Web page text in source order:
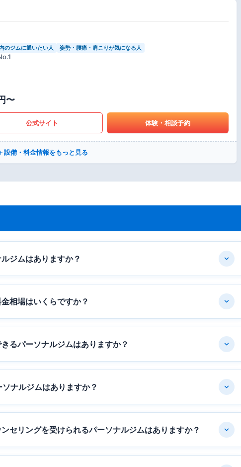
のジムに通いたい人 姿勢・腰痛・肩こりが気になる人
〜
公式サイト 体験・相談予約
設備・料金情報をもっと見る
ジムはありますか？
相場はいくらですか？
るパーソナルジムはありますか？
ナルジムはありますか？
セリングを受けられるパーソナルジムはありますか？